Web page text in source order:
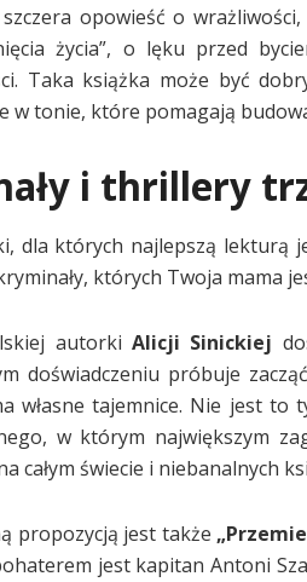
opowieść o
życia”, o lęku przed
Taka książka może być
w tonie, które pomagają
i thrillery
dla których najlepszą lekturą
których Twoja mama
autorkiAlicji Sinickiej
doświadczeniu próbuje
własne tajemnice. Nie jest
w którym największym
całym świecie i niebanalnych
propozycją jest także
jest kapitan Antoni